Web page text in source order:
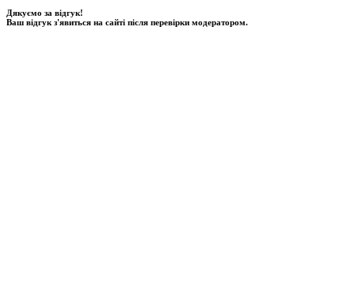
Дякуємо за відгук!
Ваш відгук з'явиться на сайті після перевірки модератором.